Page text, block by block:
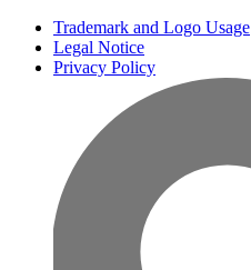
Trademark and Logo Usage
Legal Notice
Privacy Policy